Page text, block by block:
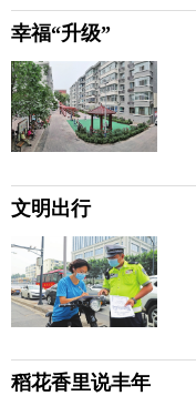
幸福“升级”
文明出行
稻花香里说丰年